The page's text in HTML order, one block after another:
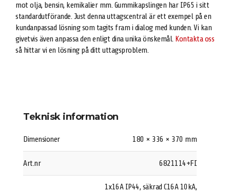
mot olja, bensin, kemikalier mm. Gummikapslingen har IP65 i sitt
standardutförande. Just denna uttagscentral är ett exempel på en
kundanpassad lösning som tagits fram i dialog med kunden. Vi kan
givetvis även anpassa den enligt dina unika önskemål. Kontakta oss
så hittar vi en lösning på ditt uttagsproblem.
Teknisk information
Dimensioner 180 × 336 × 370 mm
Art.nr 6821114+FI
1x16A IP44, säkrad C16A 10kA,